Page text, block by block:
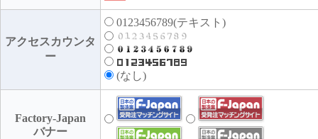
アクセスカウンタ
ー
0123456789(テキスト)
(なし)
Factory-Japan
バナー